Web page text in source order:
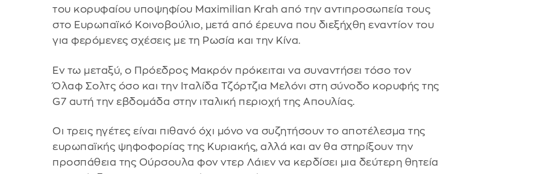
του κορυφαίου υποψηφίου Maximilian Krah από την αντιπροσωπεία τους
στο Ευρωπαϊκό Κοινοβούλιο, μετά από έρευνα που διεξήχθη εναντίον του
για φερόμενες σχέσεις με τη Ρωσία και την Κίνα.
Εν τω μεταξύ, ο Πρόεδρος Μακρόν πρόκειται να συναντήσει τόσο τον
Όλαφ Σολτς όσο και την Ιταλίδα Τζόρτζια Μελόνι στη σύνοδο κορυφής της
G7 αυτή την εβδομάδα στην ιταλική περιοχή της Απουλίας.
Οι τρεις ηγέτες είναι πιθανό όχι μόνο να συζητήσουν το αποτέλεσμα της
ευρωπαϊκής ψηφοφορίας της Κυριακής, αλλά και αν θα στηρίξουν την
προσπάθεια της Ούρσουλα φον ντερ Λάιεν να κερδίσει μια δεύτερη θητεία